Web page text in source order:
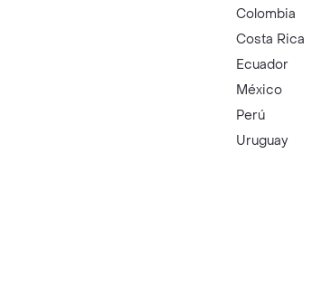
Colombia
Costa Rica
Ecuador
México
Perú
Uruguay